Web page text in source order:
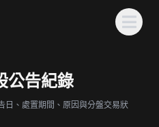
公告紀錄
日、處置期間、原因與分盤交易狀